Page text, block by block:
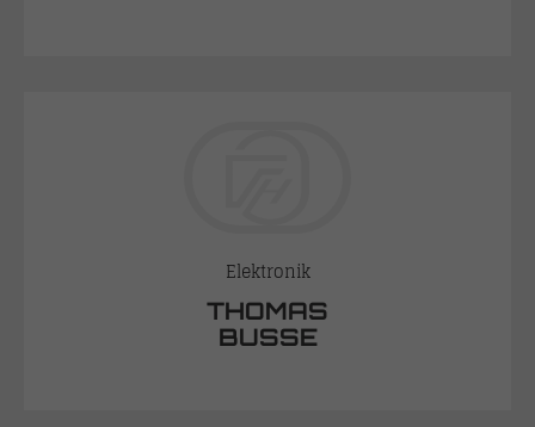
Elektronik
THOMAS
BUSSE